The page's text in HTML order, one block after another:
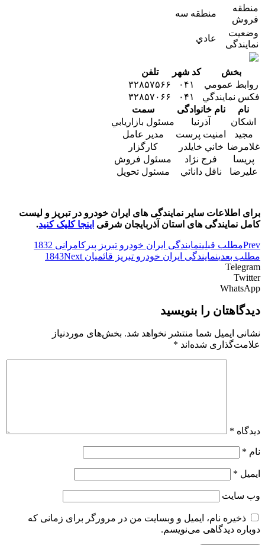
منطقه
فروش
منطقه سه
وضعیت
نمایندگی
عادي
بخش کد شهر
تلفن
روابط عمومي
۰۴۱
۳۲۸۵۷۵۶۶
فكس نمايندگي
۰۴۱
۳۲۸۵۷۰۶۶
نام
نام خانوادگی
سمت
اشكان
آذرنيا
مسئول بازاريابي
مجيد
امنيت پرست
مدير عامل
غلامرضا خاني خايلدر
كارگزار
پريسا
فرج نژاد
مسئول فروش
عليرضا
ناقل دانائي مسئول تحويل
برای اطلاعات سایر نمایندگی های ایران خودرو در تبریز و لیست
کامل نمایندگی های استان آذربایجان شرقی اینجا کلیک کنید.
Prevمطلب قبلینمایندگی ایران خودرو تبریز پیرکامرانی 1832
مطلب بعدینمایندگی ایران خودرو تبریز قائمیان 1843 Next
Telegram
Twitter
WhatsApp
دیدگاهتان را بنویسید
نشانی ایمیل شما منتشر نخواهد شد. بخش‌های موردنیاز
علامت‌گذاری شده‌اند *
دیدگاه *
نام *
ایمیل *
وب‌ سایت
ذخیره نام، ایمیل و وبسایت من در مرورگر برای زمانی که
دوباره دیدگاهی می‌نویسم.